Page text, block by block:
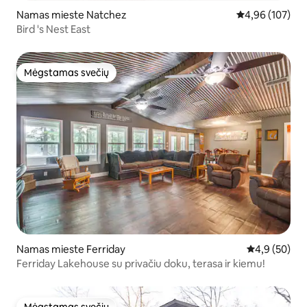
Namas mieste Natchez Vidutinis
4,96 (107)
Bird 's Nest East
Mėgstamas svečių
Mėgstamas svečių
Namas mieste Ferriday Vidutinis
4,9 (50)
Ferriday Lakehouse su privačiu doku, terasa ir kiemu!